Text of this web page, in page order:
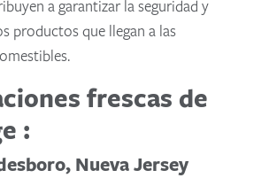
a garantizar la seguridad y
productos que llegan a las
frescas de
:
Nueva Jersey